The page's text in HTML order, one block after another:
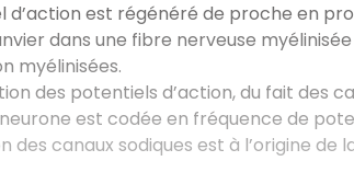
d’action est régénéré de proche en
dans une fibre nerveuse
myélinisées.
des potentiels d’action, du fait des
est codée en fréquence de
des canaux sodiques est à l’origine